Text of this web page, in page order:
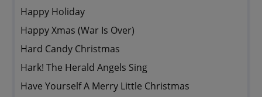
Happy Holiday
Happy Xmas (War Is Over)
Hard Candy Christmas
Hark! The Herald Angels Sing
Have Yourself A Merry Little Christmas